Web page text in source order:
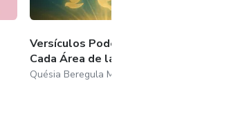
Versículos Poderosos para
Cada Área de la Vida
Quésia Beregula Munhoz